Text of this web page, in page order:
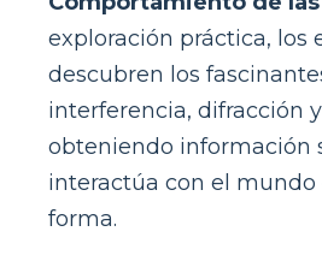
exploración práctica, los
descubren los
interferencia, difracción
obteniendo información
interactúa con el mundo
forma.